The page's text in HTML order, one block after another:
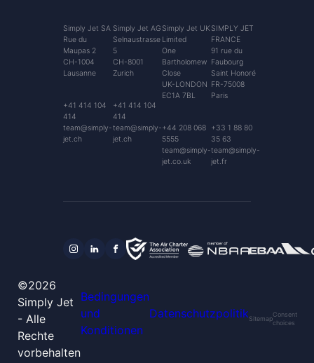
Simply Jet SA
Rue du
Maupas 2
CH-1004
Lausanne
+41 414 104
414
team@simply-
jet.ch
Simply Jet AG
Selnaustrasse
5
CH-8001
Zurich
+41 414 104
414
team@simply-
jet.ch
Simply Jet UK
Limited
One
Bartholomew
Close
UK-LONDON
EC1A 7BL
+44 208 068
5555
team@simply-
jet.co.uk
SIMPLY JET
FRANCE
91 rue du
Faubourg
Saint Honoré
FR-75008
Paris
+33 1 88 80
35 63
team@simply-
jet.fr
©2026
Simply Jet
- Alle
Rechte
vorbehalten
Bedingungen
und
Konditionen
DatenschutzpolitikSitemap
Consent
choices